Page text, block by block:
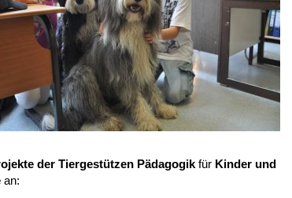
der Tiergestützen Pädagogik für Kinder und
an: